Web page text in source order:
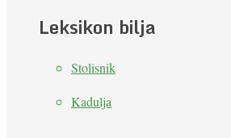
Leksikon bilja
Stolisnik
Kadulja